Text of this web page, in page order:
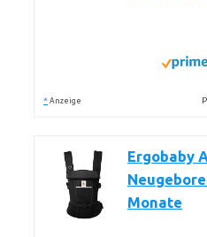
* Anzeige
Ergobaby
Monate